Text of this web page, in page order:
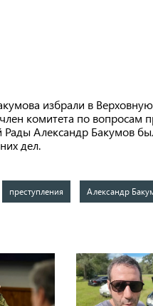
избрали в
комитета по вопросам
Рады Александр Бакумов
дел.
преступления Александр